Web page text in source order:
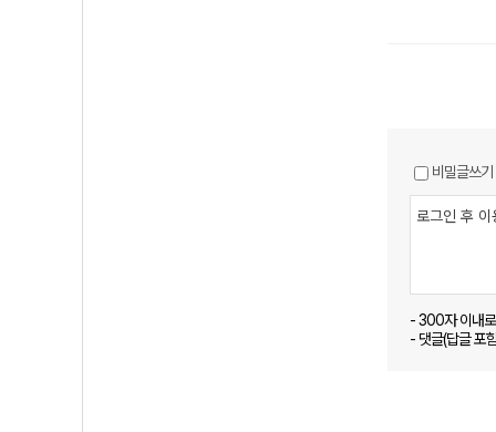
비밀글쓰기
- 300자 이내
- 댓글(답글 포